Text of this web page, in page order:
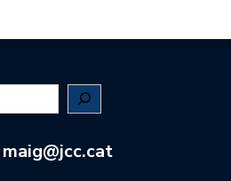
maig@jcc.cat